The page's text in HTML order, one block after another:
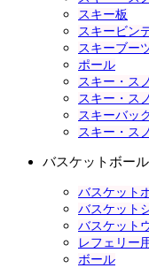
スキー板
スキービン
スキーブー
ポール
スキー・ス
スキー・ス
スキーバッ
スキー・ス
バスケットボール
バスケット
バスケット
バスケット
レフェリー
ボール